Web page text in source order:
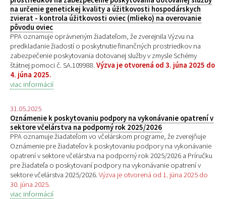
na určenie genetickej kvality a úžitkovosti hospodárskych
zvierat - kontrola úžitkovosti oviec (mlieko) na overovanie
pôvodu oviec
PPA oznamuje oprávneným žiadateľom, že zverejnila Výzvu na
predkladanie žiadostí o poskytnutie finančných prostriedkov na
zabezpečenie poskytovania dotovanej služby v zmysle Schémy
štátnej pomoci č. SA.109988.Výzva je otvorená od 3. júna 2025 do
4. júna 2025.
viac informácií
31.05.2025
Oznámenie k poskytovaniu podpory na vykonávanie opatrení v
sektore včelárstva na podporný rok 2025/2026
PPA oznamuje žiadateľom vo včelárskom programe, že zverejňuje
Oznámenie pre žiadateľov k poskytovaniu podpory na vykonávanie
opatrení v sektore včelárstva na podporný rok 2025/2026 a Príručku
pre žiadateľa o poskytovaní podpory na vykonávanie opatrení v
sektore včelárstva 2025/2026.Výzva je otvorená od 1. júna 2025 do
30. júna 2025.
viac informácií